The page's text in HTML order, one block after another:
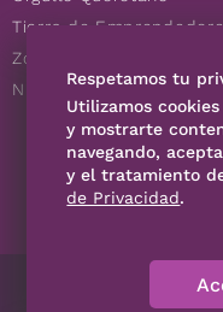
Tierra de
Zoociales
Nuevos Queretanos
Respetamos tu
Utilizamos
y mostrarte
navegando,
y el tratamiento
de Privacidad.